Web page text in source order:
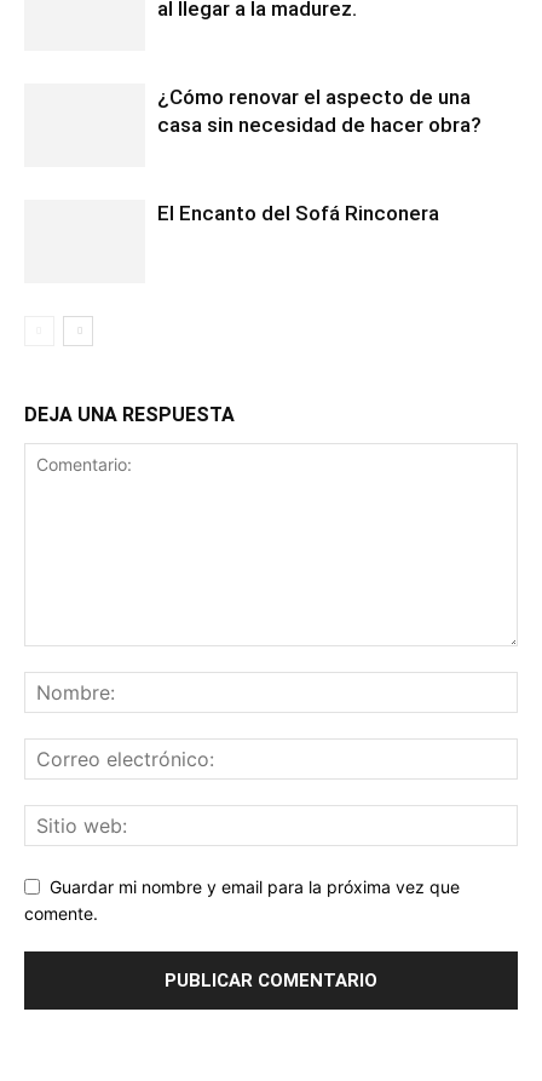
al llegar a la madurez.
¿Cómo renovar el aspecto de una
casa sin necesidad de hacer obra?
El Encanto del Sofá Rinconera
DEJA UNA RESPUESTA
Guardar mi nombre y email para la próxima vez que
comente.